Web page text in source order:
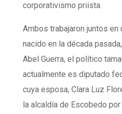
corporativismo priista.
Ambos trabajaron juntos
nacido en la década
Abel Guerra, el político
actualmente es diputado
cuya esposa, Clara Luz
la alcaldía de Escobedo